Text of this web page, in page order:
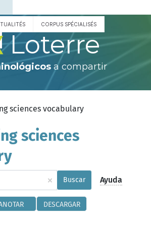
CORPUS SPÉCIALISÉS
Loterre
a compartir
sciences vocabulary
sciences
× Buscar Ayuda
DESCARGAR